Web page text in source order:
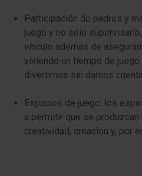
Participación de padres y
juego y no solo
vínculo además de
viviendo un tiempo de
divertirnos sin darnos
Espacios de juego: los
a permitir que se
creatividad, creación y, por